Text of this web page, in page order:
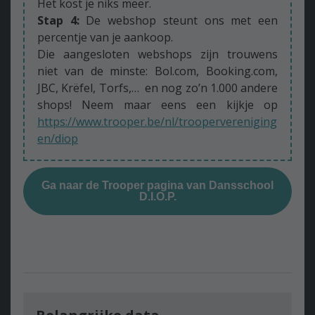
Het kost je niks meer.
Stap 4: De webshop steunt ons met een
percentje van je aankoop.
Die aangesloten webshops zijn trouwens
niet van de minste: Bol.com, Booking.com,
JBC, Krëfel, Torfs,… en nog zo’n 1.000 andere
shops! Neem maar eens een kijkje op
https://www.trooper.be/nl/troopervereniging
en/diop
Ga naar de Trooper pagina van Dansschool
D.I.O.P.